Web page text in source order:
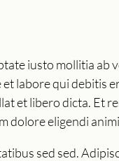
iusto mollitia ab
labore qui debitis
et libero dicta. Et
dolore eligendi
sed sed.